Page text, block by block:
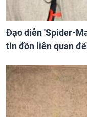
Đạo diễn 'Spider-
tin đồn liên quan